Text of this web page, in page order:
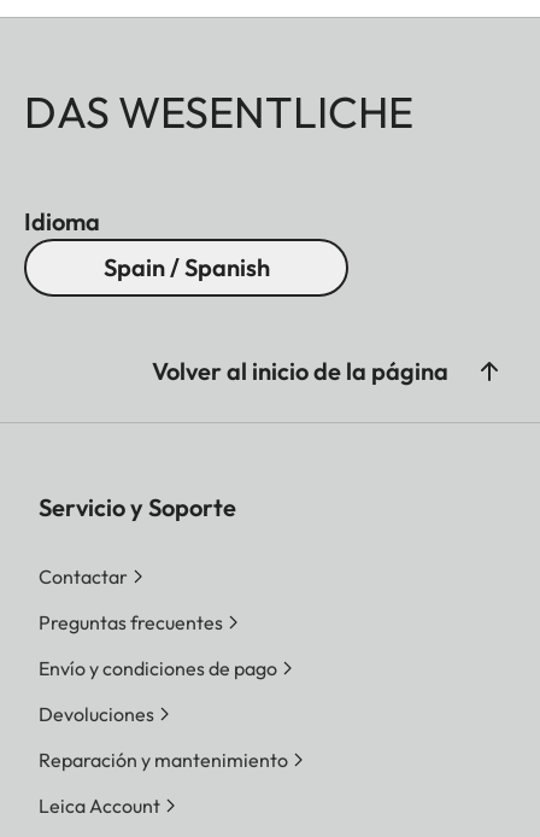
DAS WESENTLICHE
Idioma
Spain / Spanish
Volver al inicio de la página
Servicio y Soporte
Contactar
Preguntas frecuentes
Envío y condiciones de pago
Devoluciones
Reparación y mantenimiento
Leica Account